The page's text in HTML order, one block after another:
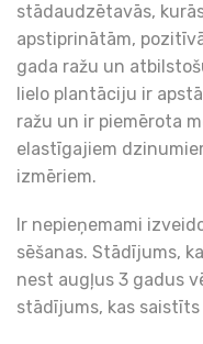
stādaudzētavās,
apstiprinātām,
gada ražu un
lielo plantāciju ir
ražu un ir piemērota
elastīgajiem
izmēriem.
Ir nepieņemami
sēšanas. Stādījums,
nest augļus 3 gadus
stādījums, kas